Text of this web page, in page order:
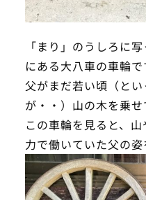
「まり」のうしろに
にある大八車の車輪で
父がまだ若い頃（と
が・・）山の木を乗せ
この車輪を見ると、
力で働いていた父の姿